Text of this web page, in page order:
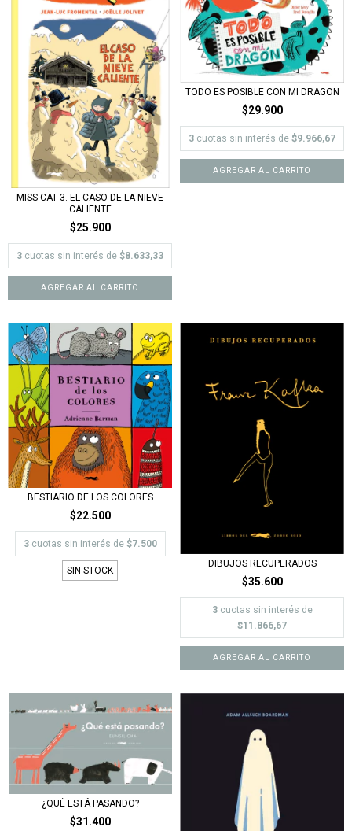
MISS CAT 3. EL CASO DE LA NIEVE
CALIENTE
$25.900
3 cuotas sin interés de $8.633,33
TODO ES POSIBLE CON MI DRAGÓN
$29.900
3 cuotas sin interés de $9.966,67
AGREGAR AL CARRITO
BESTIARIO DE LOS COLORES
$22.500
3 cuotas sin interés de $7.500
SIN STOCK
DIBUJOS RECUPERADOS
$35.600
3 cuotas sin interés de
$11.866,67
¿QUÉ ESTÁ PASANDO?
$31.400